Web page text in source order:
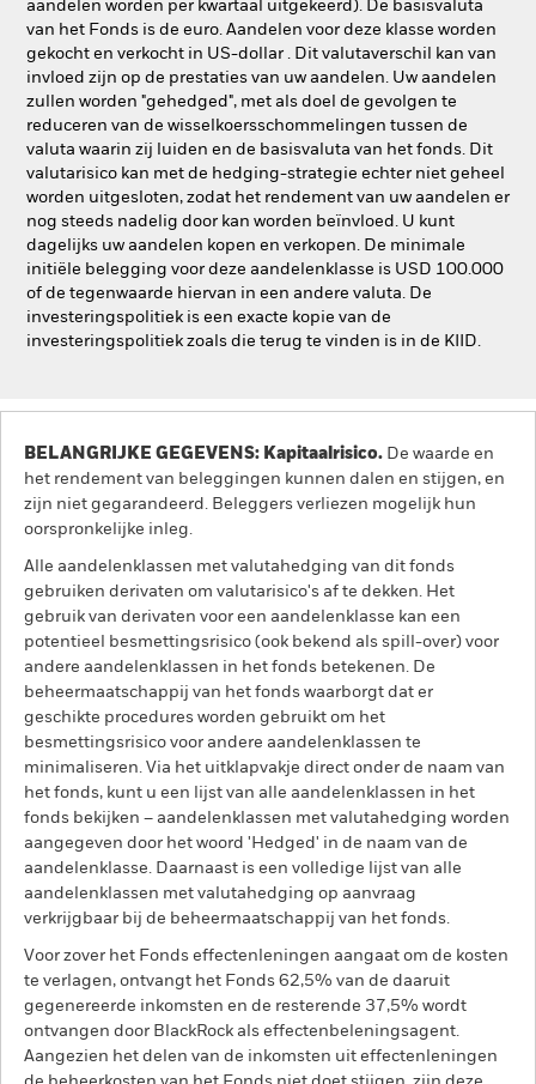
aandelen worden per kwartaal uitgekeerd). De basisvaluta
van het Fonds is de euro. Aandelen voor deze klasse worden
gekocht en verkocht in US-dollar . Dit valutaverschil kan van
invloed zijn op de prestaties van uw aandelen. Uw aandelen
zullen worden "gehedged", met als doel de gevolgen te
reduceren van de wisselkoersschommelingen tussen de
valuta waarin zij luiden en de basisvaluta van het fonds. Dit
valutarisico kan met de hedging-strategie echter niet geheel
worden uitgesloten, zodat het rendement van uw aandelen er
nog steeds nadelig door kan worden beïnvloed. U kunt
dagelijks uw aandelen kopen en verkopen. De minimale
initiële belegging voor deze aandelenklasse is USD 100.000
of de tegenwaarde hiervan in een andere valuta. De
investeringspolitiek is een exacte kopie van de
investeringspolitiek zoals die terug te vinden is in de KIID.
BELANGRIJKE GEGEVENS: Kapitaalrisico. De waarde en
het rendement van beleggingen kunnen dalen en stijgen, en
zijn niet gegarandeerd. Beleggers verliezen mogelijk hun
oorspronkelijke inleg.
Alle aandelenklassen met valutahedging van dit fonds
gebruiken derivaten om valutarisico's af te dekken. Het
gebruik van derivaten voor een aandelenklasse kan een
potentieel besmettingsrisico (ook bekend als spill-over) voor
andere aandelenklassen in het fonds betekenen. De
beheermaatschappij van het fonds waarborgt dat er
geschikte procedures worden gebruikt om het
besmettingsrisico voor andere aandelenklassen te
minimaliseren. Via het uitklapvakje direct onder de naam van
het fonds, kunt u een lijst van alle aandelenklassen in het
fonds bekijken – aandelenklassen met valutahedging worden
aangegeven door het woord 'Hedged' in de naam van de
aandelenklasse. Daarnaast is een volledige lijst van alle
aandelenklassen met valutahedging op aanvraag
verkrijgbaar bij de beheermaatschappij van het fonds.
Voor zover het Fonds effectenleningen aangaat om de kosten
te verlagen, ontvangt het Fonds 62,5% van de daaruit
gegenereerde inkomsten en de resterende 37,5% wordt
ontvangen door BlackRock als effectenbeleningsagent.
Aangezien het delen van de inkomsten uit effectenleningen